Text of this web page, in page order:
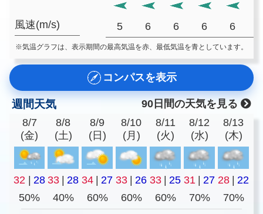
風速(m/s) 5 6 6 6 6
※気温グラフは、表示期間の最高気温を赤、最低気温を青としています。
コンパスを表示
週間天気
90日間の天気を見る
8/7
(金)
8/8
(土)
8/9
(日)
8/10
(月)
8/11
(火)
8/12
(水)
8/13
(木)
32 | 28 33 | 28 34 | 27 33 | 26 33 | 25 31 | 27 28 | 22
50%
40% 60% 60% 60% 70% 70%